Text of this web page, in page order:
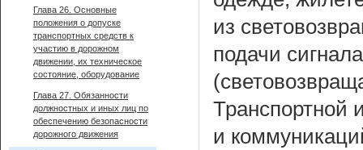
из
подачи
Транспортной
и
Глава 26. Основные
положения о допуске
транспортных средств к
участию в дорожном
движении, их техническое
состояние, оборудование
Глава 27. Обязанности
должностных и иных лиц по
обеспечению безопасности
дорожного движения